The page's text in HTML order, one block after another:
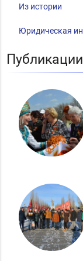
Из истории
Юридическая
Публикации